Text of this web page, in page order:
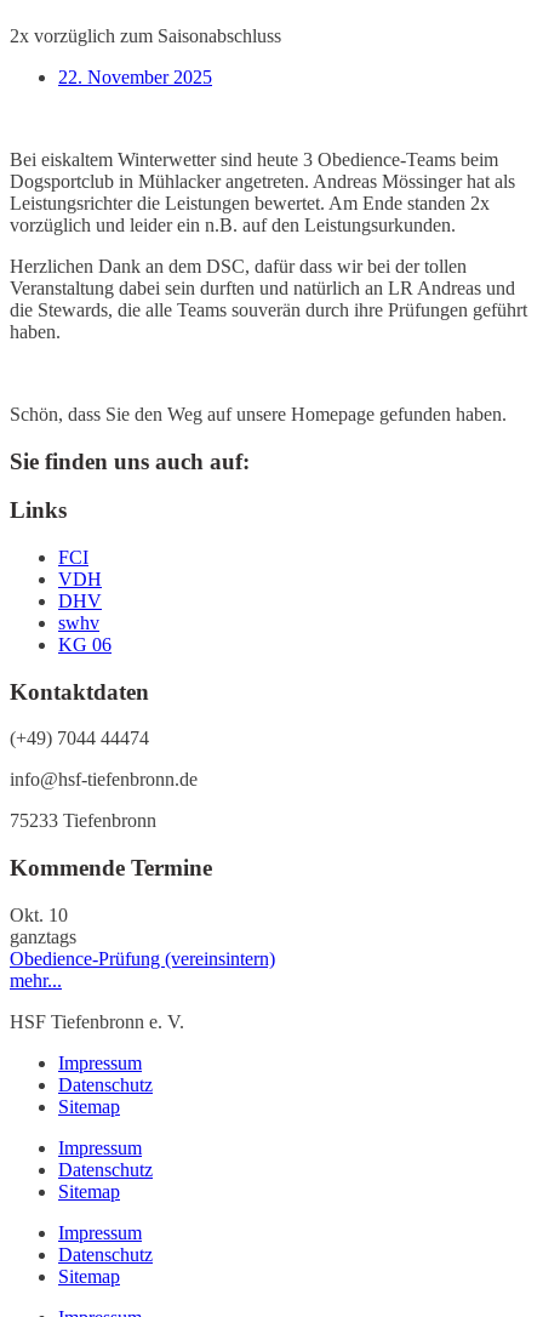
2x vorzüglich zum Saisonabschluss
22. November 2025
Bei eiskaltem Winterwetter sind heute 3 Obedience-Teams beim
Dogsportclub in Mühlacker angetreten. Andreas Mössinger hat als
Leistungsrichter die Leistungen bewertet. Am Ende standen 2x
vorzüglich und leider ein n.B. auf den Leistungsurkunden.
Herzlichen Dank an dem DSC, dafür dass wir bei der tollen
Veranstaltung dabei sein durften und natürlich an LR Andreas und
die Stewards, die alle Teams souverän durch ihre Prüfungen geführt
haben.
Schön, dass Sie den Weg auf unsere Homepage gefunden haben.
Sie finden uns auch auf:
Links
FCI
VDH
DHV
swhv
KG 06
Kontaktdaten
(+49) 7044 44474
info@hsf-tiefenbronn.de
75233 Tiefenbronn
Kommende Termine
Okt. 10
ganztags
Obedience-Prüfung (vereinsintern)
mehr...
HSF Tiefenbronn e. V.
Impressum
Datenschutz
Sitemap
Impressum
Datenschutz
Sitemap
Impressum
Datenschutz
Sitemap